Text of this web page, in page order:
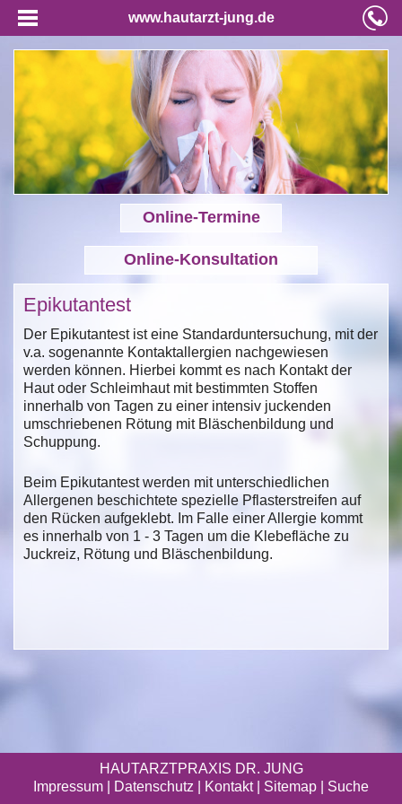
www.hautarzt-jung.de
Online-Termine
Online-Konsultation
Epikutantest
Der Epikutantest ist eine Standarduntersuchung, mit der
v.a. sogenannte Kontaktallergien nachgewiesen
werden können. Hierbei kommt es nach Kontakt der
Haut oder Schleimhaut mit bestimmten Stoffen
innerhalb von Tagen zu einer intensiv juckenden
umschriebenen Rötung mit Bläschenbildung und
Schuppung.
Beim Epikutantest werden mit unterschiedlichen
Allergenen beschichtete spezielle Pflasterstreifen auf
den Rücken aufgeklebt. Im Falle einer Allergie kommt
es innerhalb von 1 - 3 Tagen um die Klebefläche zu
Juckreiz, Rötung und Bläschenbildung.
HAUTARZTPRAXIS DR. JUNG
Impressum
Datenschutz | Kontakt | Sitemap Suche